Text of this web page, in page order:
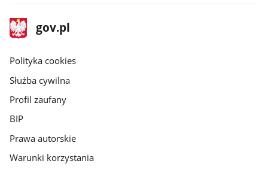
stopka
gov.pl
Strona
gov.pl
gov.pl
Polityka cookies
Służba cywilna
Profil zaufany
BIP
Prawa autorskie
Warunki korzystania